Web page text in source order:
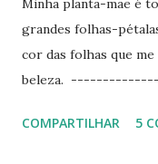
Minha planta-mãe é
grandes folhas-
cor das folhas que
beleza. --------------
Mussaenda-
COMPARTILHAR 5